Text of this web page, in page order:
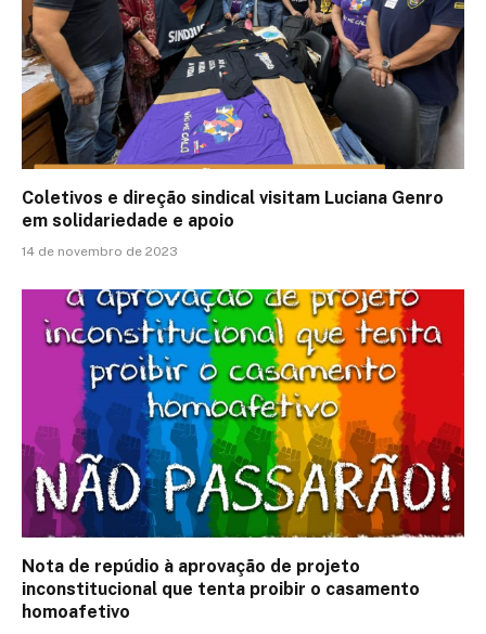
Coletivos e direção sindical visitam Luciana Genro
em solidariedade e apoio
14 de novembro de 2023
Nota de repúdio à aprovação de projeto
inconstitucional que tenta proibir o casamento
homoafetivo